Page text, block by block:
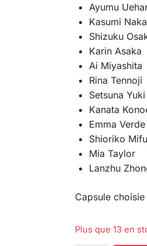
Ayumu
Kasumi
Shizuku
Karin Asaka
Ai Miyashita
Rina Tennoji
Setsuna Yuki
Kanata
Emma Verde
Shioriko
Mia Taylor
Lanzhu
Capsule
Plus que 13 en